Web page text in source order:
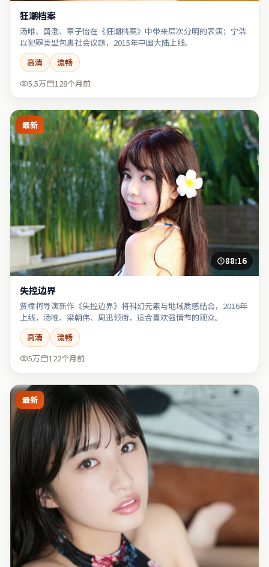
狂潮档案
汤唯、黄渤、章子怡在《狂潮档案》中带来层次分明的表演；宁浩
以犯罪类型包裹社会议题，2015年中国大陆上线。
高清
流畅
5.5万
128个月前
最新
88:16
失控边界
贾樟柯导演新作《失控边界》将科幻元素与地域质感结合，2016年
上线，汤唯、梁朝伟、周迅领衔，适合喜欢强情节的观众。
高清
流畅
5万
122个月前
最新